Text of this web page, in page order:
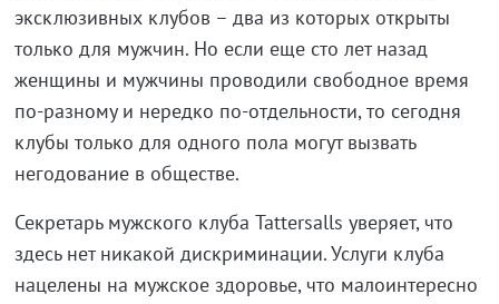
эксклюзивных клубов – два из которых открыты
только для мужчин. Но если еще сто лет назад
женщины и мужчины проводили свободное время
по-разному и нередко по-отдельности, то сегодня
клубы только для одного пола могут вызвать
негодование в обществе.
Секретарь мужского клуба Tattersalls уверяет, что
здесь нет никакой дискриминации. Услуги клуба
нацелены на мужское здоровье, что малоинтересно